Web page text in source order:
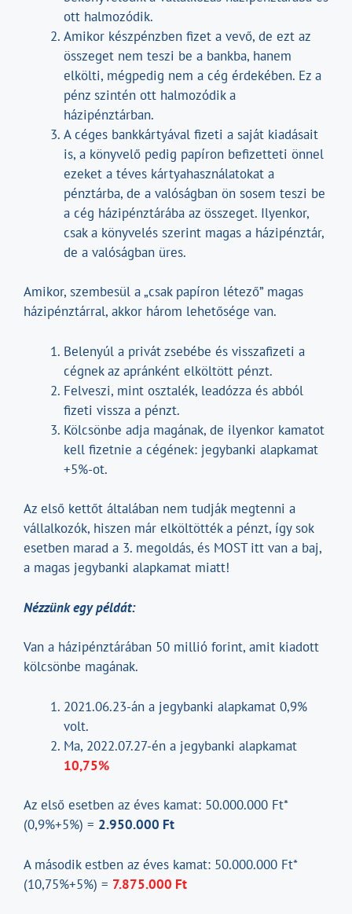
ott halmozódik.
Amikor készpénzben fizet a vevő, de ezt az
összeget nem teszi be a bankba, hanem
elkölti, mégpedig nem a cég érdekében. Ez a
pénz szintén ott halmozódik a
házipénztárban.
A céges bankkártyával fizeti a saját kiadásait
is, a könyvelő pedig papíron befizetteti önnel
ezeket a téves kártyahasználatokat a
pénztárba, de a valóságban ön sosem teszi be
a cég házipénztárába az összeget. Ilyenkor,
csak a könyvelés szerint magas a házipénztár,
de a valóságban üres.
Amikor, szembesül a „csak papíron létező” magas
házipénztárral, akkor három lehetősége van.
Belenyúl a privát zsebébe és visszafizeti a
cégnek az apránként elköltött pénzt.
Felveszi, mint osztalék, leadózza és abból
fizeti vissza a pénzt.
Kölcsönbe adja magának, de ilyenkor kamatot
kell fizetnie a cégének: jegybanki alapkamat
+5%-ot.
Az első kettőt általában nem tudják megtenni a
vállalkozók, hiszen már elköltötték a pénzt, így sok
esetben marad a 3. megoldás, és MOST itt van a baj,
a magas jegybanki alapkamat miatt!
Nézzünk egy példát:
Van a házipénztárában 50 millió forint, amit kiadott
kölcsönbe magának.
2021.06.23-án a jegybanki alapkamat 0,9%
volt.
Ma, 2022.07.27-én a jegybanki alapkamat
10,75%
Az első esetben az éves kamat: 50.000.000 Ft*
(0,9%+5%) = 2.950.000 Ft
A második estben az éves kamat: 50.000.000 Ft*
(10,75%+5%) = 7.875.000 Ft